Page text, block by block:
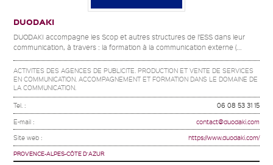
DUODAKI
DUODAKI accompagne les Scop et autres structures de l’ESS dans leur
communication, à travers : la formation à la communication externe (...
ACTIVITES DES AGENCES DE PUBLICITE. PRODUCTION ET VENTE DE SERVICES
EN COMMUNICATION. ACCOMPAGNEMENT ET FORMATION DANS LE DOMAINE DE
LA COMMUNICATION.
Tel. : 06 08 53 31 15
E-mail : contact@duodaki.com
Site web : https://www.duodaki.com/
PROVENCE-ALPES-CÔTE D'AZUR